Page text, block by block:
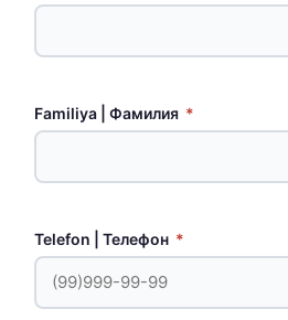
Familiya | Фамилия *
Telefon | Телефон *